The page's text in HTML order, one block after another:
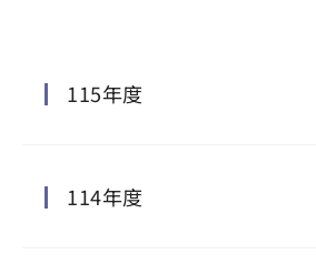
115年度
114年度